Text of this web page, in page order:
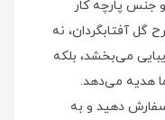
جنس پارچه کار
آفتابگردان، نه
می‌بخشد، بلکه
هدیه می‌دهد.
سفارش دهید و به